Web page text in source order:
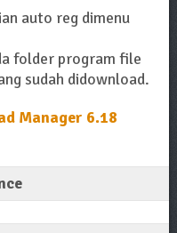
auto reg dimenu
folder program file
sudah didownload.
Manager 6.18